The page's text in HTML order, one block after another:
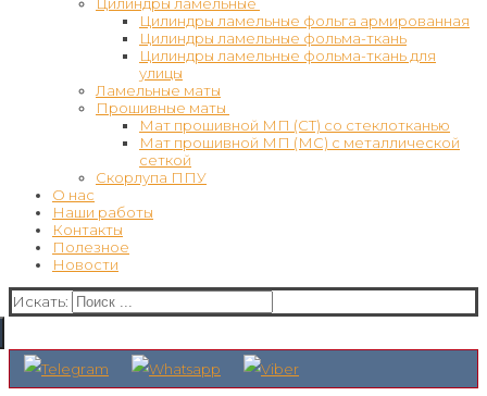
Цилиндры ламельные фольга армированная
Цилиндры ламельные фольма-ткань
Цилиндры ламельные фольма-ткань для
улицы
Ламельные маты
Прошивные маты
Мат прошивной МП (СТ) со стеклотканью
Мат прошивной МП (МС) с металлической
сеткой
Скорлупа ППУ
О нас
Наши работы
Контакты
Полезное
Новости
Искать: